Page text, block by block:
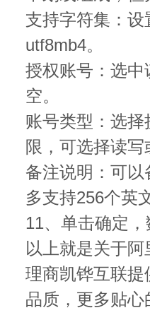
支持字符集：
utf8mb4。
授权账号：选
空。
账号类型：选
限，可选择读写
备注说明：可
多支持256个英
11、单击确定，
以上就是关于
理商凯铧互联
品质，更多贴